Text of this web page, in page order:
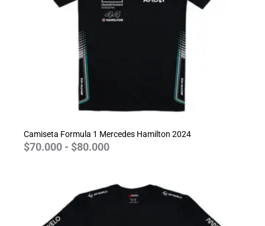
Camiseta Formula 1 Mercedes Hamilton 2024
$70.000 - $80.000